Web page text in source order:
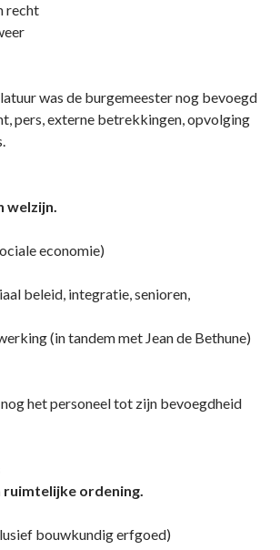
recht
was de burgemeester nog bevoegd
pers, externe betrekkingen, opvolging
welzijn.
economie)
beleid, integratie, senioren,
(in tandem met Jean de Bethune)
het personeel tot zijn bevoegdheid
ruimtelijke ordening.
bouwkundig erfgoed)